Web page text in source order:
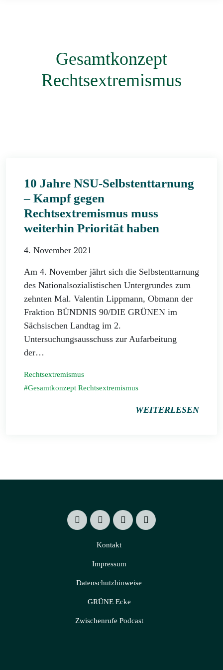
Gesamtkonzept
Rechtsextremismus
10 Jahre NSU-Selbstenttarnung
– Kampf gegen
Rechtsextremismus muss
weiterhin Priorität haben
4. November 2021
Am 4. November jährt sich die Selbstenttarnung
des Nationalsozialistischen Untergrundes zum
zehnten Mal. Valentin Lippmann, Obmann der
Fraktion BÜNDNIS 90/DIE GRÜNEN im
Sächsischen Landtag im 2.
Untersuchungsausschuss zur Aufarbeitung
der…
Rechtsextremismus
Gesamtkonzept Rechtsextremismus
WEITERLESEN
Kontakt
Impressum
Datenschutzhinweise
GRÜNE Ecke
Zwischenrufe Podcast